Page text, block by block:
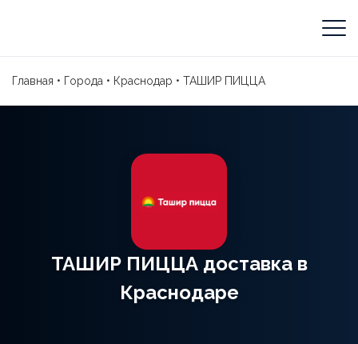
Главная • Города • Краснодар • ТАШИР ПИЦЦА
ТАШИР ПИЦЦА доставка в
Краснодаре